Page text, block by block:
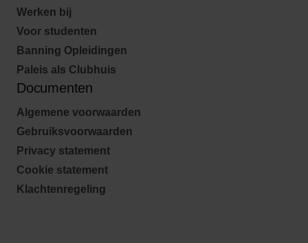
Werken bij
Voor studenten
Banning Opleidingen
Paleis als Clubhuis
Documenten
Algemene voorwaarden
Gebruiksvoorwaarden
Privacy statement
Cookie statement
Klachtenregeling